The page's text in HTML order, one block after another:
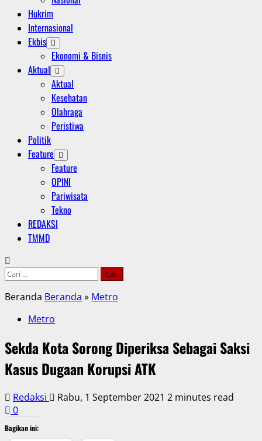
Hukrim
Internasional
Ekbis
Ekonomi & Bisnis
Aktual
Aktual
Kesehatan
Olahraga
Peristiwa
Politik
Feature
Feature
OPINI
Pariwisata
Tekno
REDAKSI
TMMD
Cari
Beranda Beranda » Metro
Metro
Sekda Kota Sorong Diperiksa Sebagai Saksi
Kasus Dugaan Korupsi ATK
Redaksi Rabu, 1 September 2021 2 minutes read
0
Bagikan ini: